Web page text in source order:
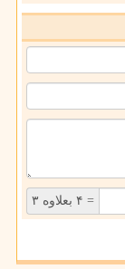
= ۴ بعلاوه ۳